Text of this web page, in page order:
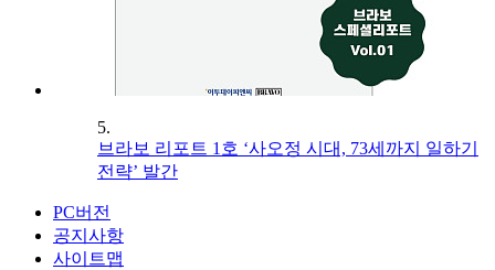
5.
브라보 리포트 1호 ‘사오정 시대, 73세까지 일하기
전략’ 발간
PC버전
공지사항
사이트맵